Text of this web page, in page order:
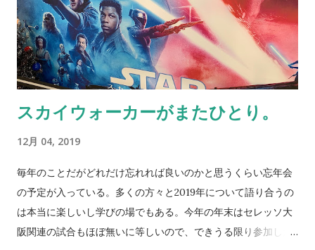
日、経済産業省の偉い方のお話を聞く機会があった。日本企業
には「決められない」「進まない」「失敗を振り返らない」と
いう”三無い運動”がついて回る。その中でデフレ感覚、コスト
を重視するあまりデジタルトランスフォーメーションがなかな
か浸透していかないというジレンマ。 僕も、変わっていくため
に様々な取り組みを行なっており、ようやく少しずつ理解して
にしっかりと決めて、すぐにでも始めて、早く失敗して、そし
て振り返る。このサイクルを何回も何回も繰り返していく必要
が僕らにはある。 変わっていかなければ生き残れない。だから
チャレンジが必要な時代。当然それはセレッソ大阪も同様。そ
んな今日、大熊さんが統括部長を契約満了で退任した。クラブ
スカイウォーカーがまたひとり。
12月 04, 2019
毎年のことだがどれだけ忘れれば良いのかと思うくらい忘年会
の予定が入っている。多くの方々と2019年について語り合うの
は本当に楽しいし学びの場でもある。今年の年末はセレッソ大
阪関連の試合もほぼ無いに等しいので、できうる限り参加した